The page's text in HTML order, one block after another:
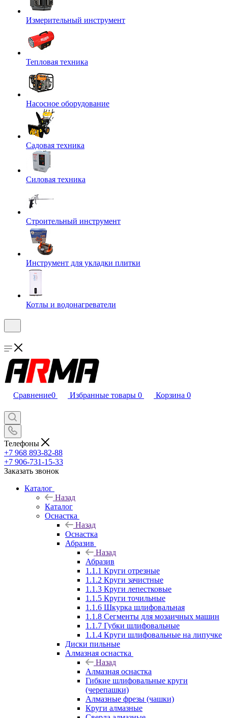
Измерительный инструмент
Тепловая техника
Насосное оборудование
Садовая техника
Силовая техника
Строительный инструмент
Инструмент для укладки плитки
Котлы и водонагреватели
Сравнение0 Избранные товары 0 Корзина 0
Телефоны
+7 968 893-82-88
+7 906-731-15-33
Заказать звонок
Каталог
Назад
Каталог
Оснастка
Назад
Оснастка
Абразив
Назад
Абразив
1.1.1 Круги отрезные
1.1.2 Круги зачистные
1.1.3 Круги лепестковые
1.1.5 Круги точильные
1.1.6 Шкурка шлифовальная
1.1.8 Сегменты для мозаичных машин
1.1.7 Губки шлифовальные
1.1.4 Круги шлифовальные на липучке
Диски пильные
Алмазная оснастка
Назад
Алмазная оснастка
Гибкие шлифовальные круги
(черепашки)
Алмазные фрезы (чашки)
Круги алмазные